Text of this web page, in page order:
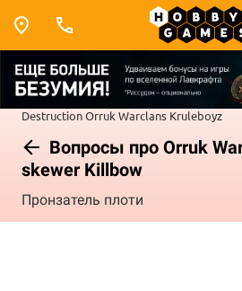
DestructionOrruk Warclans Kruleboyz
Вопросы про Orruk
skewer Killbow
Пронзатель плоти